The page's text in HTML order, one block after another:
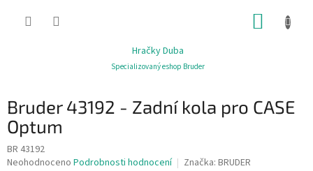
Hračky Duba
Specializovaný eshop Bruder
Bruder 43192 - Zadní kola pro CASE
Optum
BR 43192
Průměrné
Neohodnoceno Podrobnosti hodnocení Značka: BRUDER